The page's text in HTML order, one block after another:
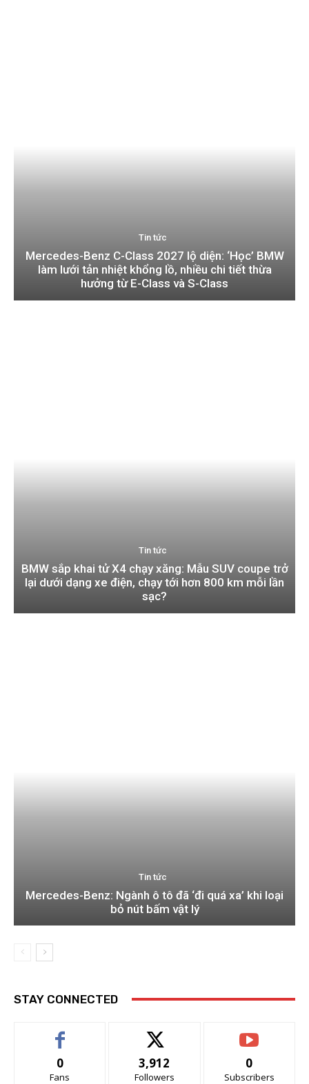
Tin tức
Mercedes-Benz C-Class 2027 lộ diện: ‘Học’ BMW
làm lưới tản nhiệt khổng lồ, nhiều chi tiết thừa
hưởng từ E-Class và S-Class
Tin tức
BMW sắp khai tử X4 chạy xăng: Mẫu SUV coupe trở
lại dưới dạng xe điện, chạy tới hơn 800 km mỗi lần
sạc?
Tin tức
Mercedes-Benz: Ngành ô tô đã ‘đi quá xa’ khi loại
bỏ nút bấm vật lý
STAY CONNECTED
0
Fans
3,912
Followers
0
Subscribers